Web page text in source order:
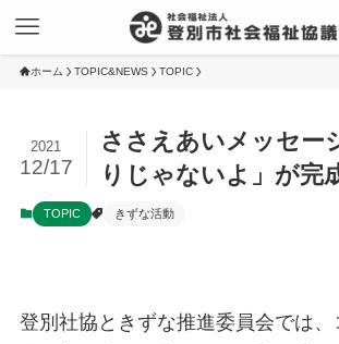
ホーム TOPIC&NEWS TOPIC
ささえあいメッセー
りじゃないよ」が完
2021
12/17
TOPIC きずな活動
登別社協ときずな推進委員会では、